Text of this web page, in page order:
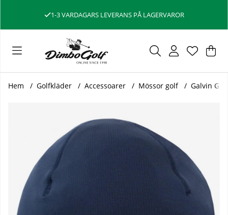
1-3 VARDAGARS LEVERANS PÅ LAGERVAROR
.
Hem Golfkläder Accessoarer Mössor golf Galvin